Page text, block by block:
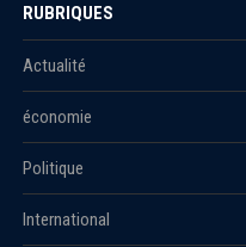
RUBRIQUES
Actualité
économie
Politique
International